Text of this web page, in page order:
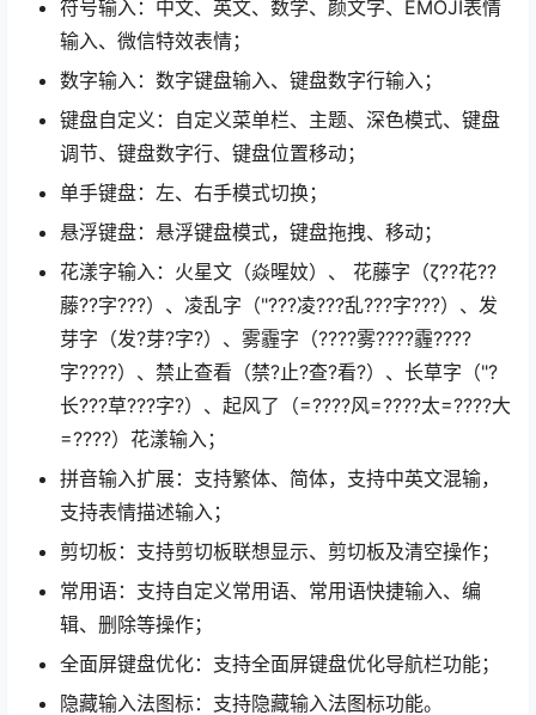
符号输入：中文、英文、数学、颜文字、EMOJI表情
输入、微信特效表情；
数字输入：数字键盘输入、键盘数字行输入；
键盘自定义：自定义菜单栏、主题、深色模式、键盘
调节、键盘数字行、键盘位置移动；
单手键盘：左、右手模式切换；
悬浮键盘：悬浮键盘模式，键盘拖拽、移动；
花漾字输入：火星文（焱暒妏）、 花藤字（ζ??花??
藤??字???）、凌乱字（"???凌???乱???字???）、发
芽字（发?芽?字?）、雾霾字（????雾????霾????
字????）、禁止查看（禁?止?查?看?）、长草字（"?
长???草???字?）、起风了（=????风=????太=????大
=????）花漾输入；
拼音输入扩展：支持繁体、简体，支持中英文混输，
支持表情描述输入；
剪切板：支持剪切板联想显示、剪切板及清空操作；
常用语：支持自定义常用语、常用语快捷输入、编
辑、删除等操作；
全面屏键盘优化：支持全面屏键盘优化导航栏功能；
隐藏输入法图标：支持隐藏输入法图标功能。